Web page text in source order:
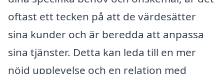
oftast ett tecken på att de värdesätter
sina kunder och är beredda att anpassa
sina tjänster. Detta kan leda till en mer
nöjd upplevelse och en relation med